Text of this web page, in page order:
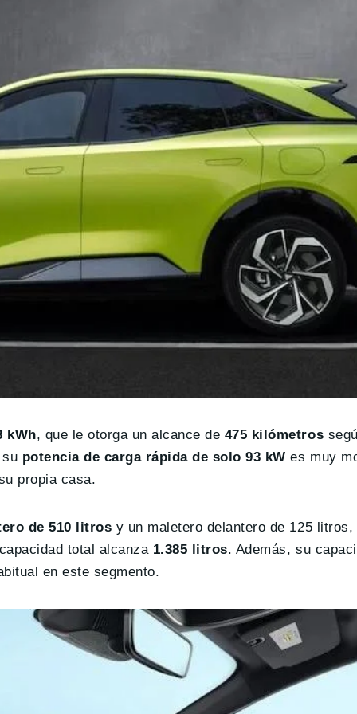
kWh, que le otorga un alcance de 475 kilómetros
potencia de carga rápida de solo 93 kW es muy
propia casa.
de 510 litros y un maletero delantero de 125
total alcanza 1.385 litros. Además, su
en este segmento.